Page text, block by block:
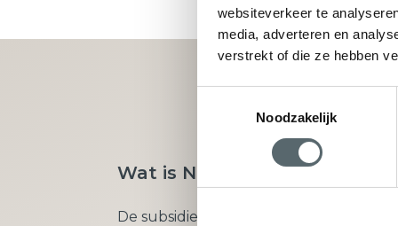
websiteverkeer te
media, adverteren en
verstrekt of die ze hebben
Noodzakelijk
Wat is Nij Begun?
De subsidieregeling ‘Nij Begun’ is